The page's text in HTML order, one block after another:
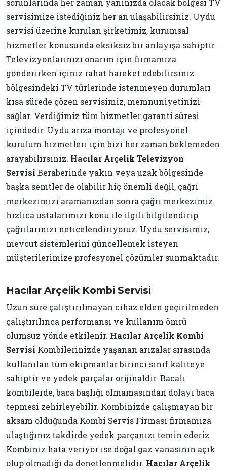
sorunlarında her zaman yanınızda olacak bölgesi TV
servisimize istediğiniz her an ulaşabilirsiniz. Uydu
servisi üzerine kurulan şirketimiz, kurumsal
hizmetler konusunda eksiksiz bir anlayışa sahiptir.
Televizyonlarınızı onarım için firmamıza
gönderirken içiniz rahat hareket edebilirsiniz.
bölgesindeki TV türlerinde istenmeyen durumları
kısa sürede çözen servisimiz, memnuniyetinizi
sağlar. Verdiğimiz tüm hizmetler garanti süresi
içindedir. Uydu arıza montajı ve profesyonel
kurulum hizmetleri için bizi her zaman beklemeden
arayabilirsiniz. Hacılar Arçelik Televizyon
Servisi Beraberinde yakın veya uzak bölgesinde
başka semtler de olabilir hiç önemli değil, çağrı
merkezimizi aramanızdan sonra çağrı merkezimiz
hızlıca ustalarımızı konu ile ilgili bilgilendirip
çağrılarınızı neticelendiriyoruz. Uydu servisimiz,
mevcut sistemlerini güncellemek isteyen
müşterilerimize profesyonel çözümler sunmaktadır.
Hacılar Arçelik Kombi Servisi
Uzun süre çalıştırılmayan cihaz elden geçirilmeden
çalıştırılınca performansı ve kullanım ömrü
olumsuz yönde etkilenir. Hacılar Arçelik Kombi
Servisi Kombilerinizde yaşanan arızalar sırasında
kullanılan tüm ekipmanlar birinci sınıf kaliteye
sahiptir ve yedek parçalar orijinaldir. Bacalı
kombilerde, baca başlığı olmamasından dolayı baca
tepmesi zehirleyebilir. Kombinizde çalışmayan bir
aksam olduğunda Kombi Servis Firması firmamıza
ulaştığınız takdirde yedek parçanızı temin ederiz.
Kombiniz hata veriyor ise doğal gaz vanasının açık
olup olmadığı da denetlenmelidir. Hacılar Arçelik